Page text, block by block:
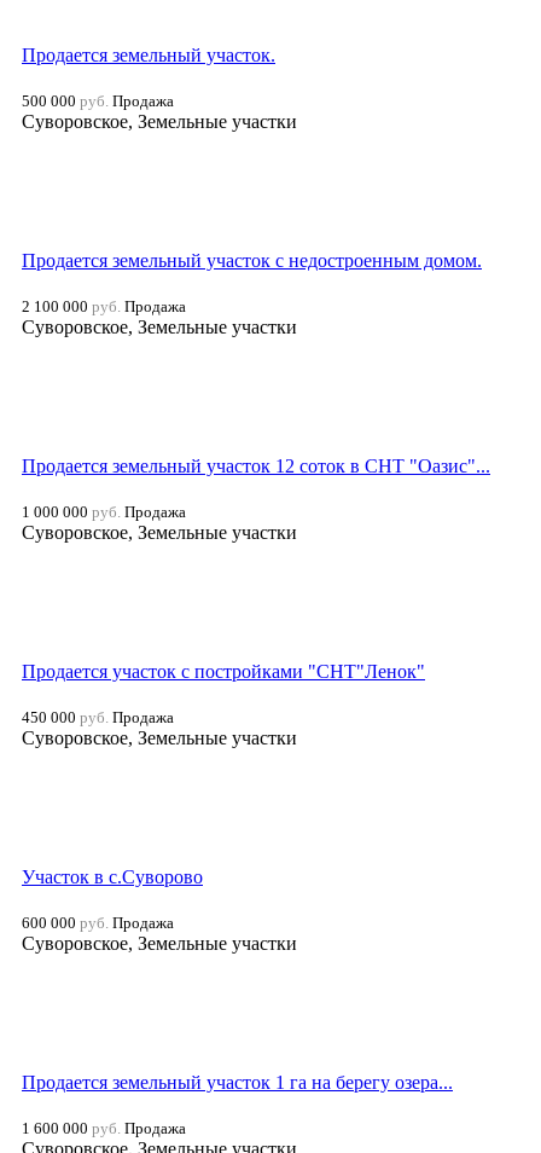
Продается земельный участок.
500 000 руб. Продажа
Суворовское, Земельные участки
Продается земельный участок с недостроенным домом.
2 100 000 руб. Продажа
Суворовское, Земельные участки
Продается земельный участок 12 соток в СНТ "Оазис"...
1 000 000 руб. Продажа
Суворовское, Земельные участки
Продается участок с постройками "СНТ"Ленок"
450 000 руб. Продажа
Суворовское, Земельные участки
Участок в с.Суворово
600 000 руб. Продажа
Суворовское, Земельные участки
Продается земельный участок 1 га на берегу озера...
1 600 000 руб. Продажа
Суворовское, Земельные участки